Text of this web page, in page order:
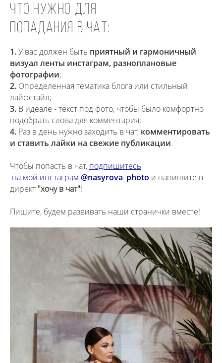
Что нужно для
попадания в чат:
1.У вас должен быть приятный и гармоничный
визуал ленты инстаграм, разноплановые
фотографии;
2. Определенная тематика блога или стильный
лайфстайл;
3. В идеале - текст под фото, чтобы было комфортно
подобрать слова для комментария;
4. Раз в день нужно заходить в чат, комментировать
и ставить лайки на свежие публикации.
Чтобы попасть в чат, подпишитесь
на мой инстаграм @nasyrova_photo и напишите в
директ "хочу в чат"!
Пишите, будем развивать наши странички вместе!